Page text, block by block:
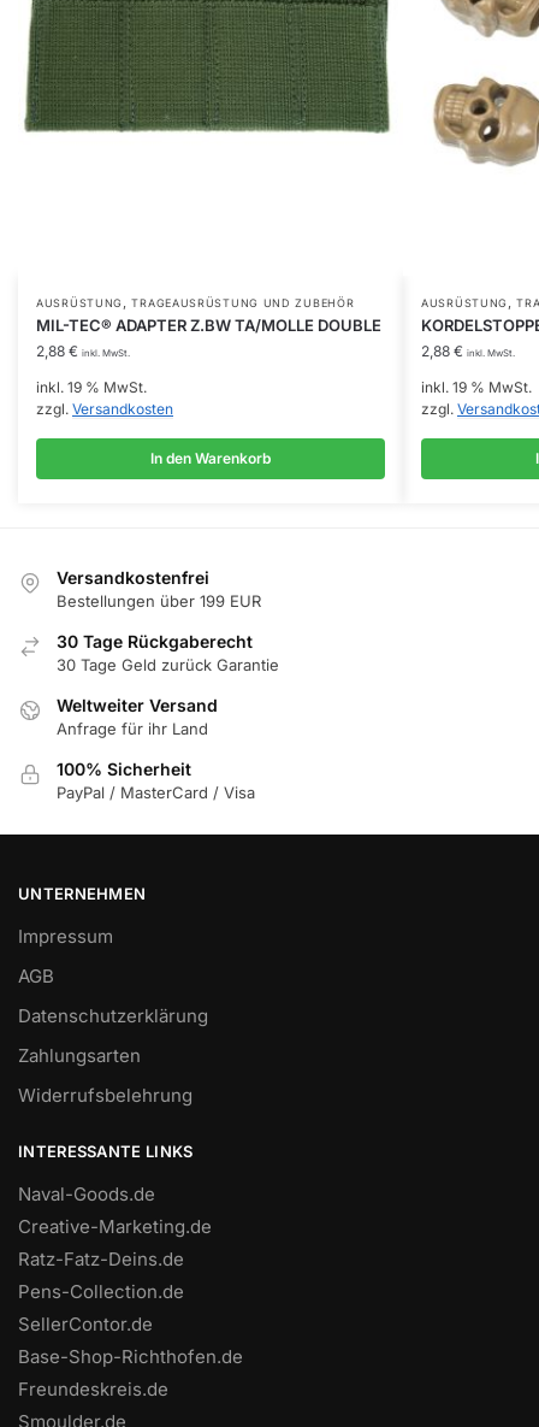
AUSRÜSTUNG ,TRAGEAUSRÜSTUNG UND ZUBEHÖR
MIL-TEC® ADAPTER Z.BW TA/MOLLE DOUBLE
2,88 € inkl. MwSt.
inkl. 19 % MwSt.
zzgl. Versandkosten
In den Warenkorb
AUSRÜSTUNG ,
2,88 € inkl. MwSt.
inkl. 19 % MwSt.
zzgl.
Versandkostenfrei
Bestellungen über 199 EUR
30 Tage Rückgaberecht
30 Tage Geld zurück Garantie
Weltweiter Versand
Anfrage für ihr Land
100% Sicherheit
PayPal / MasterCard / Visa
UNTERNEHMEN
Impressum
AGB
Datenschutzerklärung
Zahlungsarten
Widerrufsbelehrung
INTERESSANTE LINKS
Naval-Goods.de
Creative-Marketing.de
Ratz-Fatz-Deins.de
Pens-Collection.de
SellerContor.de
Base-Shop-Richthofen.de
Freundeskreis.de
Smoulder.de